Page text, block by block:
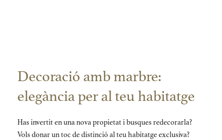
Decoració amb marbre:
elegància per al teu habitatge
Has invertit en una nova propietat i busques redecorarla?
Vols donar un toc de distinció al teu habitatge exclusiva?